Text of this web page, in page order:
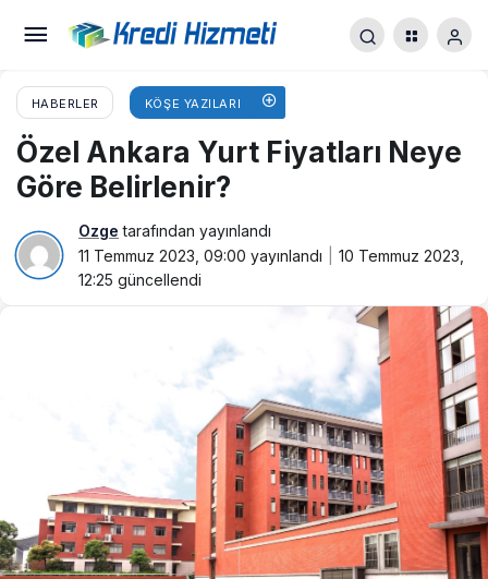
HABERLER KÖŞE YAZILARI
Özel Ankara Yurt Fiyatları Neye
Göre Belirlenir?
Ozge tarafından yayınlandı
11 Temmuz 2023, 09:00 yayınlandı
10 Temmuz 2023,
12:25 güncellendi